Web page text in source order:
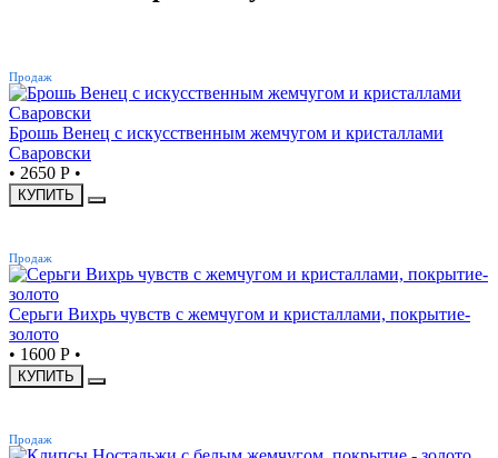
Продаж
Брошь Венец с искусственным жемчугом и кристаллами
Сваровски
• 2650 Р •
КУПИТЬ
Продаж
Серьги Вихрь чувств с жемчугом и кристаллами, покрытие-
золото
• 1600 Р •
КУПИТЬ
Продаж